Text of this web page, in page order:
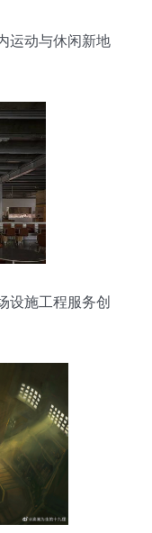
运动与休闲新地
设施工程服务创